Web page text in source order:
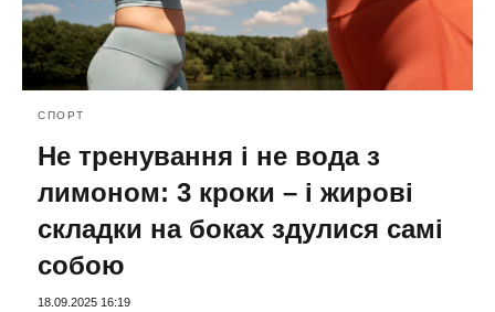
СПОРТ
Не тренування і не вода з
лимоном: 3 кроки – і жирові
складки на боках здулися самі
собою
18.09.2025 16:19